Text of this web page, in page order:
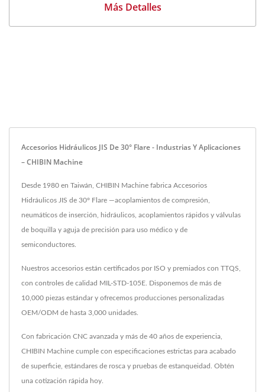
Más Detalles
Accesorios Hidráulicos JIS De 30° Flare - Industrias Y Aplicaciones
– CHIBIN Machine
Desde 1980 en Taiwán, CHIBIN Machine fabrica Accesorios
Hidráulicos JIS de 30° Flare —acoplamientos de compresión,
neumáticos de inserción, hidráulicos, acoplamientos rápidos y válvulas
de boquilla y aguja de precisión para uso médico y de
semiconductores.
Nuestros accesorios están certificados por ISO y premiados con TTQS,
con controles de calidad MIL-STD-105E. Disponemos de más de
10,000 piezas estándar y ofrecemos producciones personalizadas
OEM/ODM de hasta 3,000 unidades.
Con fabricación CNC avanzada y más de 40 años de experiencia,
CHIBIN Machine cumple con especificaciones estrictas para acabado
de superficie, estándares de rosca y pruebas de estanqueidad. Obtén
una cotización rápida hoy.